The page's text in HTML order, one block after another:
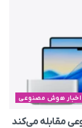
اخبار هوش مصنوعی
مقابله می‌کند